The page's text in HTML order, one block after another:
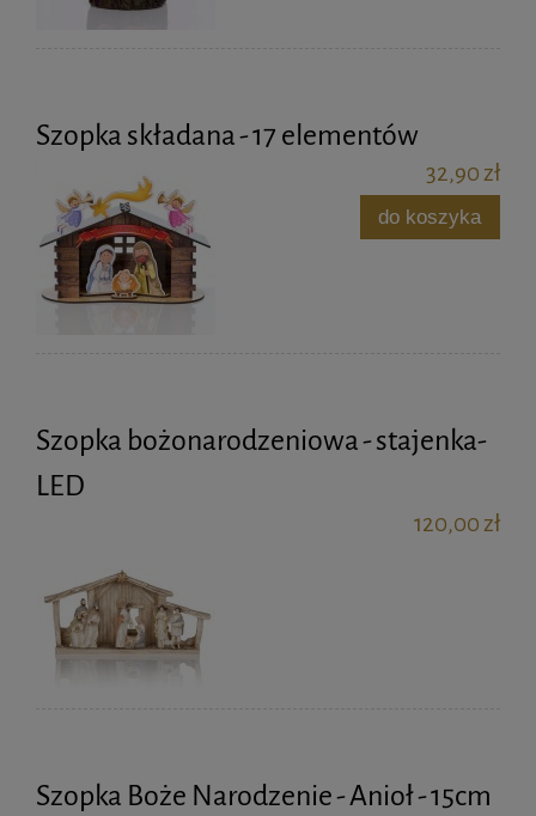
Szopka składana - 17 elementów
32,90 zł
do koszyka
Szopka bożonarodzeniowa - stajenka-
LED
120,00 zł
Szopka Boże Narodzenie - Anioł - 15cm